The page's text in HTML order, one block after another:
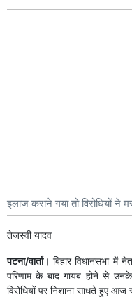
इलाज कराने गया तो विरोधियों ने
तेजस्वी यादव
पटना/वार्ता। बिहार विधानसभा में
परिणाम के बाद गायब होने से
विरोधियों पर निशाना साधते हुए